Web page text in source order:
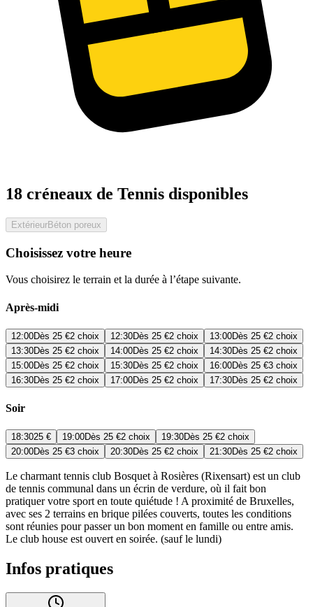
18 créneaux de Tennis disponibles
ExtérieurBéton poreux
Choisissez votre heure
Vous choisirez le terrain et la durée à l’étape suivante.
Après-midi
12:00Dès 25 €2 choix 12:30Dès 25 €2 choix 13:00Dès 25 €2 choix
13:30Dès 25 €2 choix 14:00Dès 25 €2 choix 14:30Dès 25 €2 choix
15:00Dès 25 €2 choix 15:30Dès 25 €2 choix 16:00Dès 25 €3 choix
16:30Dès 25 €2 choix 17:00Dès 25 €2 choix 17:30Dès 25 €2 choix
Soir
18:3025 € 19:00Dès 25 €2 choix 19:30Dès 25 €2 choix
20:00Dès 25 €3 choix 20:30Dès 25 €2 choix 21:30Dès 25 €2 choix
Le charmant tennis club Bosquet à Rosières (Rixensart) est un club
de tennis communal dans un écrin de verdure, où il fait bon
pratiquer votre sport en toute quiétude ! A proximité de Bruxelles,
avec ses 2 terrains en brique pilées couverts, toutes les conditions
sont réunies pour passer un bon moment en famille ou entre amis.
Le club house est ouvert en soirée. (sauf le lundi)
Infos pratiques